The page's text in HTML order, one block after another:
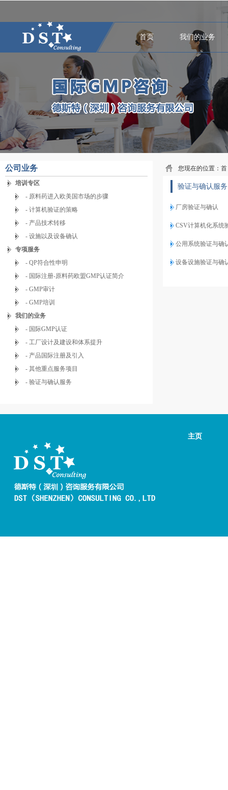
首页 我们的业务
公司业务
培训专区
- 原料药进入欧美国市场的步骤
- 计算机验证的策略
- 产品技术转移
- 设施以及设备确认
专项服务
- QP符合性申明
- 国际注册-原料药欧盟GMP认证简介
- GMP审计
- GMP培训
我们的业务
- 国际GMP认证
- 工厂设计及建设和体系提升
- 产品国际注册及引入
- 其他重点服务项目
- 验证与确认服务
您现在的位置： 首
验证与确认服务
厂房验证与确认
CSV计算机化系统
公用系统验证与确
设备设施验证与确
主页